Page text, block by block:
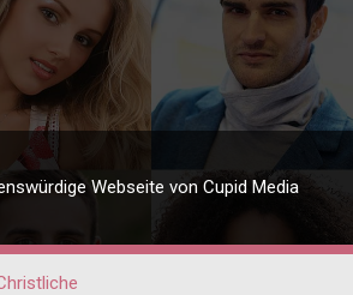
Webseite von Cupid Media